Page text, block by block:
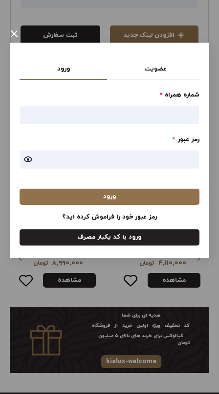
عضویت ورود
شماره همراه *
رمز عبور *
ورود
رمز عبور خود را فراموش کرده اید؟
ورود با کد یکبار مصرف
× افزودن لینک جدید ثبت سفارش
MANGO WOMAN
ژاکت بافتنی یقه هفت
4,110,000 تومان
مشاهده
MANGO WOMAN
آنوراک لحافی کلاه‌دار
8,990,000 تومان
مشاهده
هدیه ای برای شما
کد تخفیف ویژه اولین خرید از فروشگاه
کیالوکس برای خرید های بالای ۵ میلیون
تومان
kialux-welcome